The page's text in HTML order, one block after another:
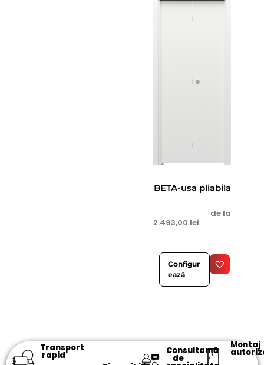
BETA-usa pliabila
de la
2.493,00 lei
Configur
ează
Transport
rapid
Consultanță
de
Montaj